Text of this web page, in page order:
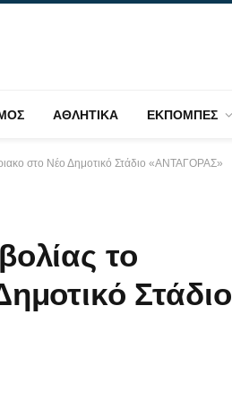
ΑΘΛΗΤΙΚΑ ΕΚΠΟΜΠΕΣ
στο Νέο Δημοτικό Στάδιο «ΑΝΤΑΓΟΡΑΣ»
το
Στάδιο